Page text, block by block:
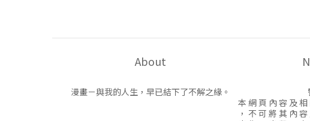
About
漫畫－與我的人生，早已結下了不解之緣。
本 網 頁 內 容 及
， 不 可 將 其 內